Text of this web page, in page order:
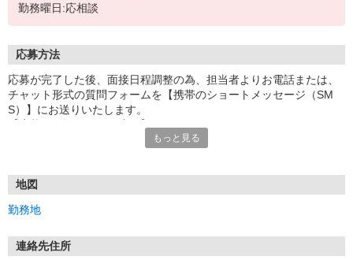
勤務曜日:応相談
応募方法
応募が完了した後、面接日程調整の為、担当者よりお電話または、
チャット形式の質問フォームを【携帯のショートメッセージ（SM
S）】にお送りいたします。
1.応募…Webもしくはお電話より応募ください。
※実技試験はドライバーの職種のみとなります。
もっと見る
地図
勤務地
連絡先住所